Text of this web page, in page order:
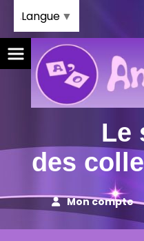
Le
des
Mon compte
Langue ▼